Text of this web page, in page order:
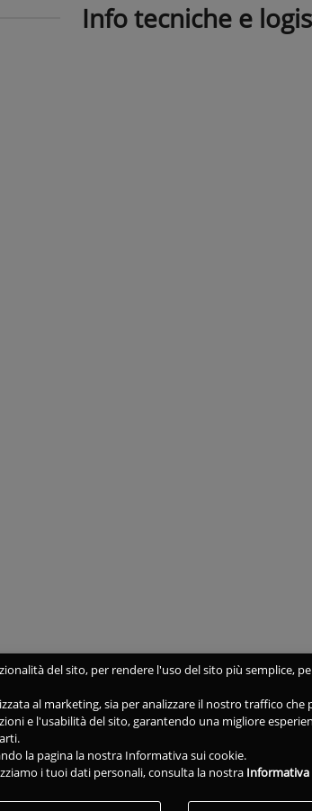
Info tecniche e
del sito, per rendere l'uso del sito più semplice,
al marketing, sia per analizzare il nostro traffico
e l'usabilità del sito, garantendo una migliore
la pagina la nostra Informativa sui cookie.
i tuoi dati personali, consulta la nostra Informativa